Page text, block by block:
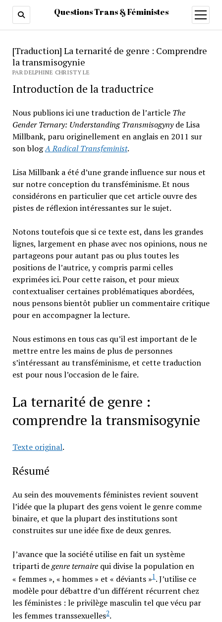
Questions Trans & Féministes
ouvrir
menu
[Traduction] La ternarité de genre : Comprendre
la transmisogynie
PAR DELPHINE CHRISTY LE
Introduction de la traductrice
Nous publions ici une traduction de l’article The
Gender Ternary: Understanding Transmisogynyde Lisa
Millbank, paru originellement en anglais en 2011 sur
son blogA Radical Transfeminist.
Lisa Millbank a été d’une grande influence sur nous et
sur notre conception du transféminisme. Et nous
considérons en particulier que cet article ouvre des
pistes de réflexion intéressantes sur le sujet.
Notons toutefois que si ce texte est, dans les grandes
lignes, largement en phase avec nos opinions, nous ne
partageons pour autant pas ou plus toutes les
positions de l’autrice, y compris parmi celles
exprimées ici. Pour cette raison, et pour mieux
contextualiser certaines problématiques abordées,
nous pensons bientôt publier un commentaire critique
pour en accompagner la lecture.
Nous estimons en tous cas qu’il est important de le
mettre entre les mains de plus de personnes
s’intéressant au transféminisme, et cette traduction
est pour nous l’occasion de le faire.
La ternarité de genre :
comprendre la transmisogynie
Texte original.
Résumé
Au sein des mouvements féministes revient souvent
l’idée que la plupart des gens voient le genre comme
binaire, et que la plupart des institutions sont
construites sur une idée fixe de deux genres.
J’avance que la société utilise en fait un système
triparti degenre ternairequi divise la population en
« femmes », « hommes » et « déviants »1. J’utilise ce
modèle pour débattre d’un différent récurrent chez
les féministes : le privilège masculin tel que vécu par
les femmes transsexuelles2.